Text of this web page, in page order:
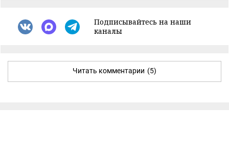
Подписывайтесь на наши
каналы
Читать комментарии (5)